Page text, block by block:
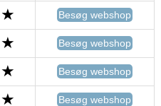
Besøg webshop
Besøg webshop
Besøg webshop
Besøg webshop